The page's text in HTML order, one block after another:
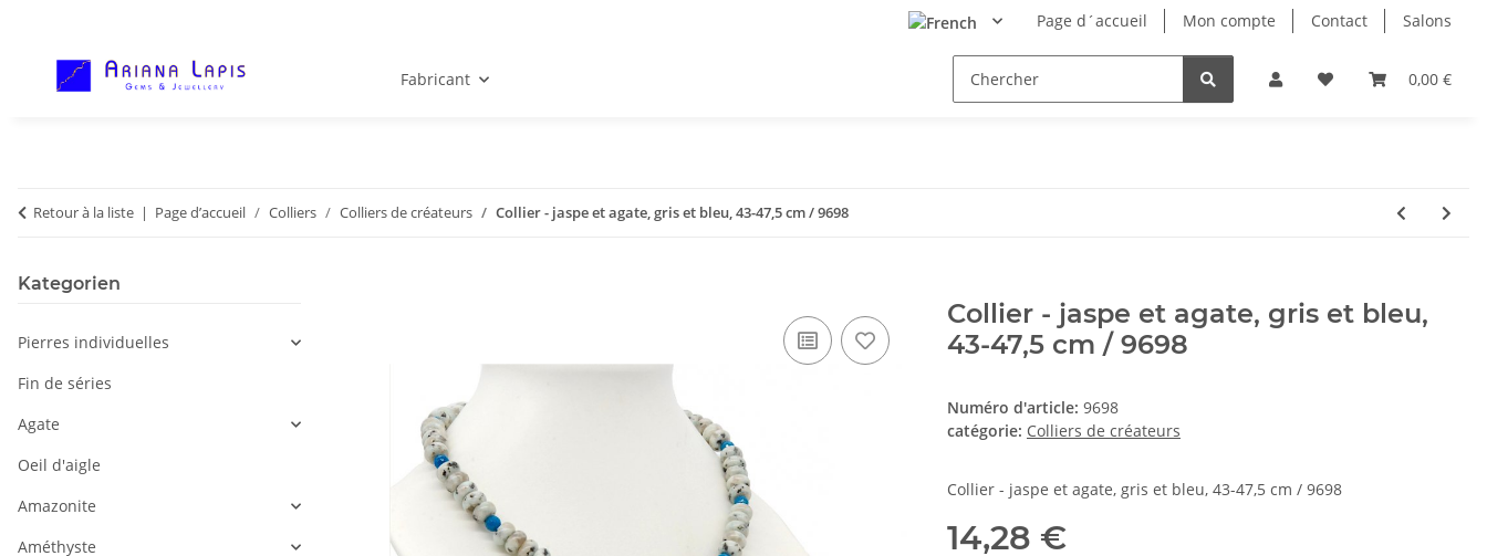
Page d´accueil Mon compte Contact Salons
0,00 €
Fabricant
Retour à la liste Page d’accueil Colliers Colliers de créateurs Collier - jaspe et agate, gris et bleu, 43-47,5 cm / 9698
Collier - jaspe et agate, gris et bleu,
43-47,5 cm / 9698
Numéro d'article: 9698
catégorie: Colliers de créateurs
Collier - jaspe et agate, gris et bleu, 43-47,5 cm / 9698
14,28 €
Kategorien
Pierres individuelles
Fin de séries
Agate
Oeil d'aigle
Amazonite
Améthyste